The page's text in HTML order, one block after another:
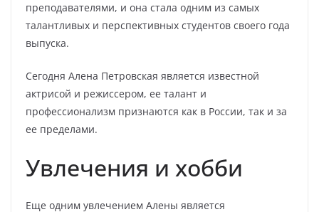
преподавателями, и она стала одним из самых
талантливых и перспективных студентов своего года
выпуска.
Сегодня Алена Петровская является известной
актрисой и режиссером, ее талант и
профессионализм признаются как в России, так и за
ее пределами.
Увлечения и хобби
Еще одним увлечением Алены является